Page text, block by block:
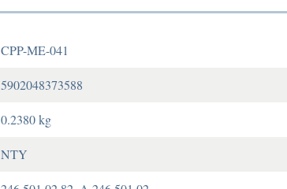
CPP-ME-041
5902048373588
0.2380 kg
NTY